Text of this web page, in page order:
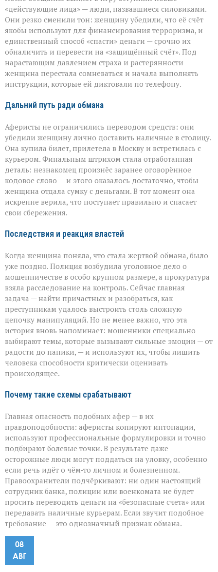
«действующие лица» — люди, назвавшиеся силовиками.
Они резко сменили тон: женщину убедили, что её счёт
якобы используют для финансирования терроризма, и
единственный способ «спасти» деньги — срочно их
обналичить и перевести на «защищённый счёт». Под
нарастающим давлением страха и растерянности
женщина перестала сомневаться и начала выполнять
инструкции, которые ей диктовали по телефону.
Дальний путь ради обмана
Аферисты не ограничились переводом средств: они
убедили женщину лично доставить наличные в столицу.
Она купила билет, прилетела в Москву и встретилась с
курьером. Финальным штрихом стала отработанная
деталь: незнакомец произнёс заранее оговорённое
кодовое слово — и этого оказалось достаточно, чтобы
женщина отдала сумку с деньгами. В тот момент она
искренне верила, что поступает правильно и спасает
свои сбережения.
Последствия и реакция властей
Когда женщина поняла, что стала жертвой обмана, было
уже поздно. Полиция возбудила уголовное дело о
мошенничестве в особо крупном размере, а прокуратура
взяла расследование на контроль. Сейчас главная
задача — найти причастных и разобраться, как
преступникам удалось выстроить столь сложную
цепочку манипуляций. Но не менее важно, что эта
история вновь напоминает: мошенники специально
выбирают темы, которые вызывают сильные эмоции — от
радости до паники, — и используют их, чтобы лишить
человека способности критически оценивать
происходящее.
Почему такие схемы срабатывают
Главная опасность подобных афер — в их
правдоподобности: аферисты копируют интонации,
используют профессиональные формулировки и точно
подбирают болевые точки. В результате даже
осторожные люди могут поддаться на уловку, особенно
если речь идёт о чём‑то личном и болезненном.
Правоохранители подчёркивают: ни один настоящий
сотрудник банка, полиции или военкомата не будет
просить переводить деньги на «безопасные счета» или
передавать наличные курьерам. Если звучит подобное
требование — это однозначный признак обмана.
08
АВГ